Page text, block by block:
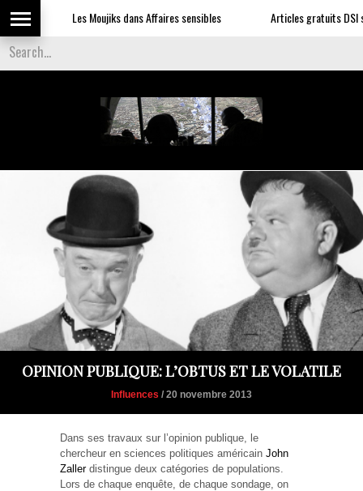
Les Moujiks dans Affaires sensibles Articles gratuits DSI sur
OPINION PUBLIQUE: L’OBTUS ET LE VOLATILE
Influences / 20 novembre 2013
Dans ses travaux sur l’opinion publique, le
chercheur en sciences politiques américain John
Zallerdistingue deux catégories de populations.
Lors de chaque enquête, de chaque sondage, on